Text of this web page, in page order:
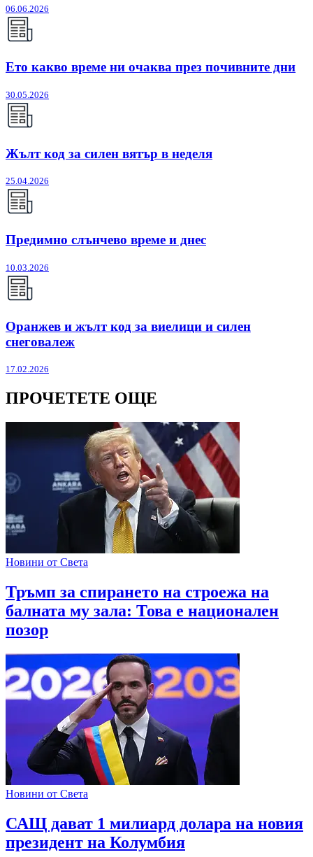
06.06.2026
Ето какво време ни очаква през почивните дни
30.05.2026
Жълт код за силен вятър в неделя
25.04.2026
Предимно слънчево време и днес
10.03.2026
Оранжев и жълт код за виелици и силен
снеговалеж
17.02.2026
ПРОЧЕТЕТЕ ОЩЕ
Новини от Света
Тръмп за спирането на строежа на
балната му зала: Това е национален
позор
Новини от Света
САЩ дават 1 милиард долара на новия
президент на Колумбия